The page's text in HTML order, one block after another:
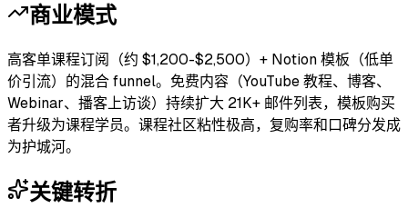
商业模式
高客单课程订阅（约 $1,200-$2,500）+ Notion 模板（低单
价引流）的混合 funnel。免费内容（YouTube 教程、博客、
Webinar、播客上访谈）持续扩大 21K+ 邮件列表，模板购买
者升级为课程学员。课程社区粘性极高，复购率和口碑分发成
为护城河。
关键转折